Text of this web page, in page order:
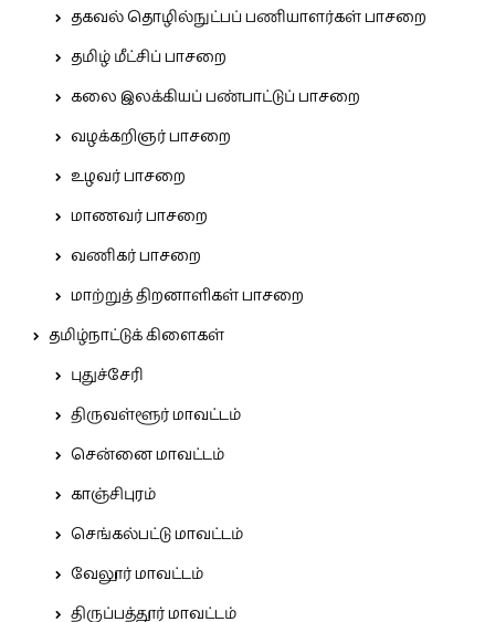
தகவல் தொழில்நுட்பப் பணியாளர்கள் பாசறை
தமிழ் மீட்சிப் பாசறை
கலை இலக்கியப் பண்பாட்டுப் பாசறை
வழக்கறிஞர் பாசறை
உழவர் பாசறை
மாணவர் பாசறை
வணிகர் பாசறை
மாற்றுத் திறனாளிகள் பாசறை
தமிழ்நாட்டுக் கிளைகள்
புதுச்சேரி
திருவள்ளூர் மாவட்டம்
சென்னை மாவட்டம்
காஞ்சிபுரம்
செங்கல்பட்டு மாவட்டம்
வேலூர் மாவட்டம்
திருப்பத்தூர் மாவட்டம்